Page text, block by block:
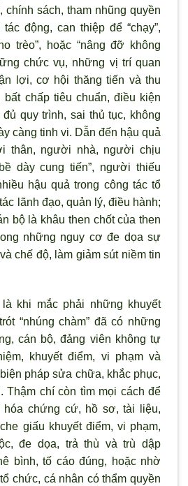
chính sách, tham nhũng quyền
động, can thiệp để “chạy”,
trèo”, hoặc “nâng đỡ không
chức vụ, những vị trí quan
lợi, cơ hội thăng tiến và thu
chấp tiêu chuẩn, điều kiện
đủ quy trình, sai thủ tục, không
càng tinh vi. Dẫn đến hậu quả
thân, người nhà, người chịu
dày cung tiến”, người thiếu
hậu quả trong công tác tổ
l ãnh đạo, quản lý, điều hành;
bộ là khâu then chốt của then
những nguy cơ đe dọa sự
chế độ, làm giảm sút niềm tin
khi mắc phải những khuyết
“nhúng chàm” đã có những
cán bộ, đảng viên không tự
khuyết điểm, vi phạm và
pháp sửa chữa, khắc phục,
Thậm chí còn tìm mọi cách để
hóa chứng cứ, hồ sơ, tài liệu,
giấu khuyết điểm, vi phạm,
đe dọa, trả thù và trù dập
bình, tố cáo đúng, hoặc nhờ
chức, cá nhân có thẩm quyền